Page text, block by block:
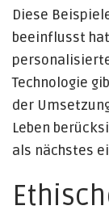
Diese
beeinflusst
Technologie
der
Leben
als nächstes